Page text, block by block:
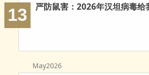
13 严防鼠害：2026年汉坦病毒给
May2026